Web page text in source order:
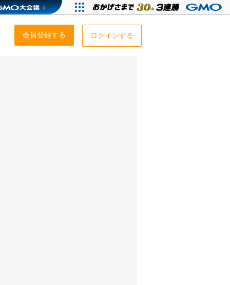
会員登録する ログインする